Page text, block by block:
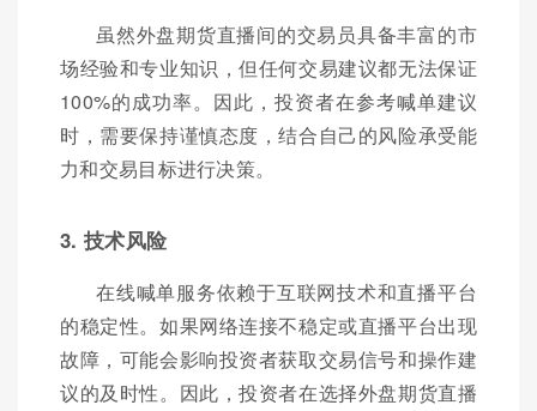
虽然外盘期货直播间的交易员具备丰富的市
场经验和专业知识，但任何交易建议都无法保证
100%的成功率。因此，投资者在参考喊单建议
时，需要保持谨慎态度，结合自己的风险承受能
力和交易目标进行决策。
3. 技术风险
在线喊单服务依赖于互联网技术和直播平台
的稳定性。如果网络连接不稳定或直播平台出现
故障，可能会影响投资者获取交易信号和操作建
议的及时性。因此，投资者在选择外盘期货直播